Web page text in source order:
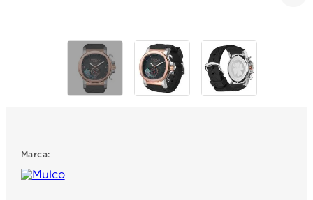
Marca:
2.
aviation
3.
tissot
4.
integral